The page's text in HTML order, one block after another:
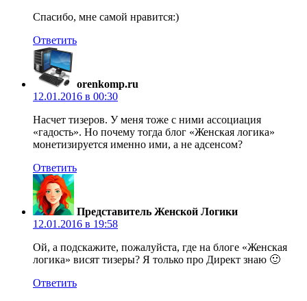
Cпасибо, мне самой нравится:)
Ответить
orenkomp.ru
12.01.2016 в 00:30
Насчет тизеров. У меня тоже с ними ассоциация
«гадость». Но почему тогда блог «Женская логика»
монетизируется именно ими, а не адсенсом?
Ответить
Представитель Женской Логики
12.01.2016 в 19:58
Ой, а подскажите, пожалуйста, где на блоге «Женская
логика» висят тизеры? Я только про Директ знаю 🙂
Ответить